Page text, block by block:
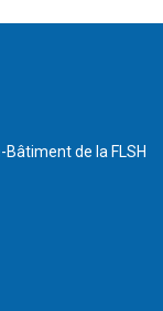
de la FLSH